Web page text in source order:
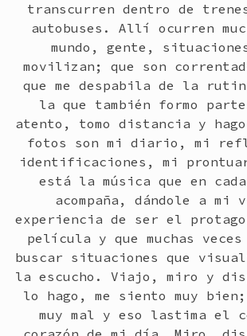
transcurren dentro de
autobuses. Allí ocurren
mundo, gente,
movilizan; que son
que me despabila de la
la que también formo
atento, tomo distancia y
fotos son mi diario, mi
identificaciones, mi
está la música que en
acompaña, dándole a mi
experiencia de ser el
película y que muchas
buscar situaciones que
la escucho. Viajo, miro y
lo hago, me siento muy bien;
muy mal y eso lastima el